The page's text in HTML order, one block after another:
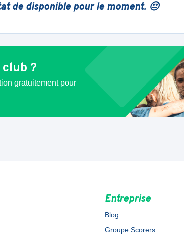
de disponible pour le moment. 😔
club ?
gratuitement pour
Entreprise
Blog
Groupe Scorers